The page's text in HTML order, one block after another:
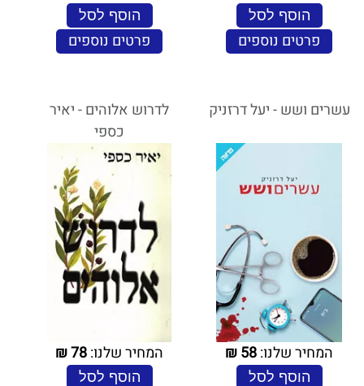
הוסף לסל
פרטים נוספים
הוסף לסל
פרטים נוספים
עשרים ושש - יעל דרזניק
המחיר שלנו:58
₪
הוסף לסל
לדרוש אלוהים - יאיר
כספי
המחיר שלנו:78
₪
הוסף לסל